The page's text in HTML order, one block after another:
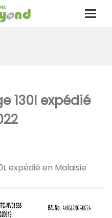
130l expédié
expédié en Malaisie